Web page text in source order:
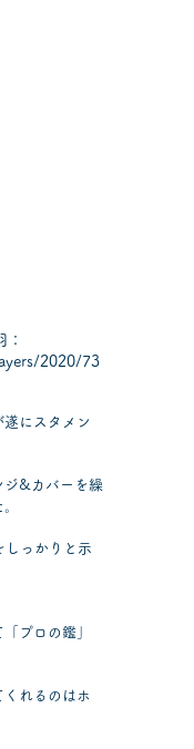
2020/73
にスタメン
ジ&カバーを繰
しっかりと示
プロの鑑」
れるのはホ